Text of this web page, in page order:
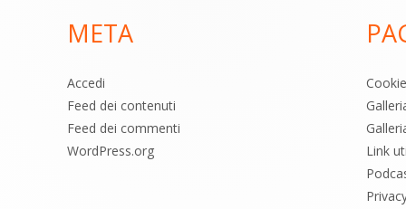
META
Accedi
Feed dei contenuti
Feed dei commenti
WordPress.org
Link